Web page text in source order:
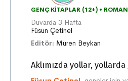
GENÇ KITAPLAR (12+) • ROMAN
Duvarda 3 Hafta
Füsun Çetinel
Editör: Müren Beykan
Aklımızda yollar,